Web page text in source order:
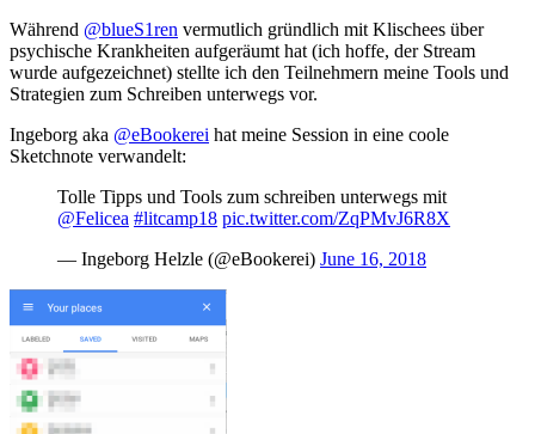
Während @blueS1ren vermutlich gründlich mit Klischees über
psychische Krankheiten aufgeräumt hat (ich hoffe, der Stream
wurde aufgezeichnet) stellte ich den Teilnehmern meine Tools und
Strategien zum Schreiben unterwegs vor.
Ingeborg aka @eBookerei hat meine Session in eine coole
Sketchnote verwandelt:
Tolle Tipps und Tools zum schreiben unterwegs mit
@Felicea #litcamp18 pic.twitter.com/ZqPMvJ6R8X
— Ingeborg Helzle (@eBookerei) June 16, 2018